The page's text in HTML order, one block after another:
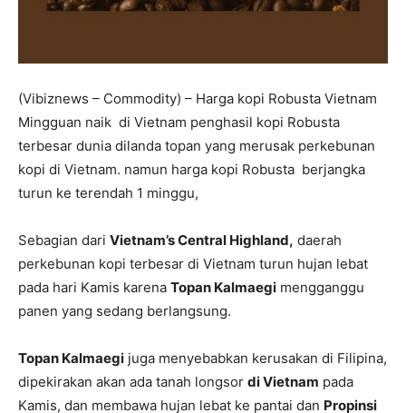
(Vibiznews – Commodity) – Harga kopi Robusta Vietnam
Mingguan naik di Vietnam penghasil kopi Robusta
terbesar dunia dilanda topan yang merusak perkebunan
kopi di Vietnam. namun harga kopi Robusta berjangka
turun ke terendah 1 minggu,
Sebagian dari Vietnam’s Central Highland, daerah
perkebunan kopi terbesar di Vietnam turun hujan lebat
pada hari Kamis karena Topan Kalmaegi mengganggu
panen yang sedang berlangsung.
Topan Kalmaegi juga menyebabkan kerusakan di Filipina,
dipekirakan akan ada tanah longsor di Vietnam pada
Kamis, dan membawa hujan lebat ke pantai dan Propinsi